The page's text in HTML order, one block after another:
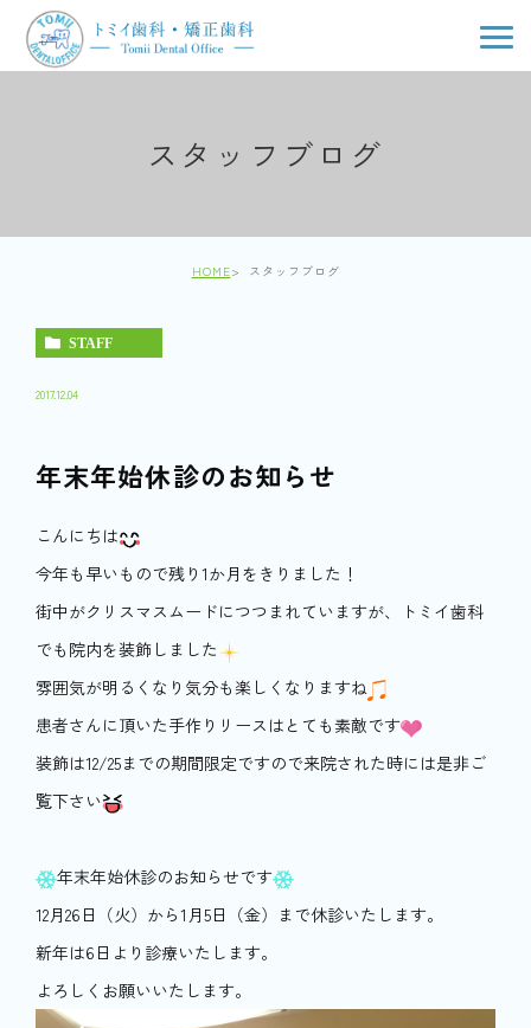
スタッフブログ
HOME スタッフブログ
STAFF
2017.12.04
年末年始休診のお知らせ
こんにちは
今年も早いもので残り1か月をきりました！
街中がクリスマスムードにつつまれていますが、トミイ歯科
でも院内を装飾しました
雰囲気が明るくなり気分も楽しくなりますね
患者さんに頂いた手作りリースはとても素敵です
装飾は12/25までの期間限定ですので来院された時には是非ご
覧下さい
年末年始休診のお知らせです
12月26日（火）から1月5日（金）まで休診いたします。
新年は6日より診療いたします。
よろしくお願いいたします。